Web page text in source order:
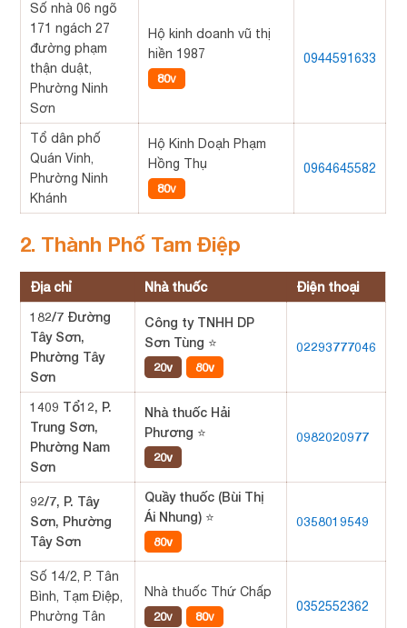
Số nhà 06 ngõ
171 ngách 27
đường phạm
thận duật,
Phường Ninh
Sơn
Hộ kinh doanh vũ thị
hiền 1987
80v
0944591633
Tổ dân phố
Quán Vinh,
Phường Ninh
Khánh
Hộ Kinh Doạh Phạm
Hồng Thụ
80v
0964645582
2. Thành Phố Tam Điệp
Địa chỉ Nhà thuốc
Điện thoại
182/7 Đường
Tây Sơn,
Phường Tây
Sơn
Công ty TNHH DP
Sơn Tùng ⭐
20v 80v
02293777046
1409 Tổ12, P.
Trung Sơn,
Phường Nam
Sơn
Nhà thuốc Hải
Phương ⭐
20v
0982020977
92/7, P. Tây
Sơn, Phường
Tây Sơn
Quầy thuốc (Bùi Thị
Ái Nhung) ⭐
80v
0358019549
Số 14/2, P. Tân
Bình, Tạm Điệp,
Phường Tân
Nhà thuốc Thứ Chấp
20v 80v
0352552362